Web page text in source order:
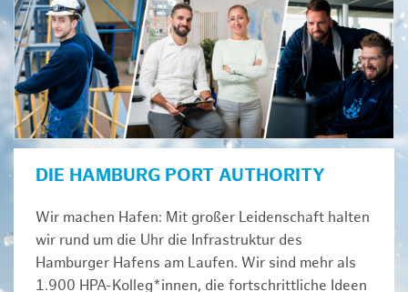
DIE HAMBURG PORT AUTHORITY
Wir machen Hafen: Mit großer Leidenschaft halten
wir rund um die Uhr die Infrastruktur des
Hamburger Hafens am Laufen. Wir sind mehr als
1.900 HPA-Kolleg*innen, die fortschrittliche Ideen